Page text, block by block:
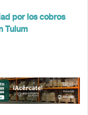
por los cobros
Tulum